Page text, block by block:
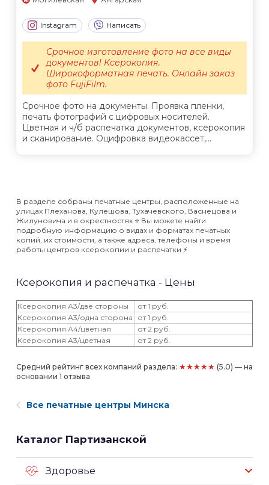
Instagram Написать
Срочное фото на документы. Проявка пленки,
печать фотографий с цифровых носителей.
Цветная и ч/б распечатка документов, ксерокопия
и сканирование. Оцифровка видеокассет,...
Срочное изготовление фото на все виды
документов! Ксерокопия.
Широкоформатная печать. Онлайн заказ
фото FujiFilm.
В разделе собраны печатные центры, расположенные на
улицах Плеханова, Кулешова, Тухачевского, Васнецова и
Жилуновича и в окрестностях ⭐️ Вы можете найти
подробную информацию о видах и форматах печатных
копий, их стоимости, а также адреса, телефоны и время
работы центров ксерокопии и распечатки ⚡️
Ксерокопия и распечатка - Цены
Ксерокопия А3/две стороны
от 1 руб.
Ксерокопия А3/одна сторона
от 1 руб.
Ксерокопия А4/цветная
от 2 руб.
Ксерокопия А3/цветная
от 2 руб.
Средний рейтинг всех компаний раздела: ★★★★★ (5.0) — на
основании 1 отзыва
Все печатные центры Минска
Каталог Партизанской
Здоровье